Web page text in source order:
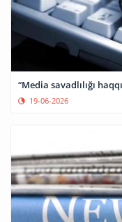
“Media savadlılığı
19-06-2026